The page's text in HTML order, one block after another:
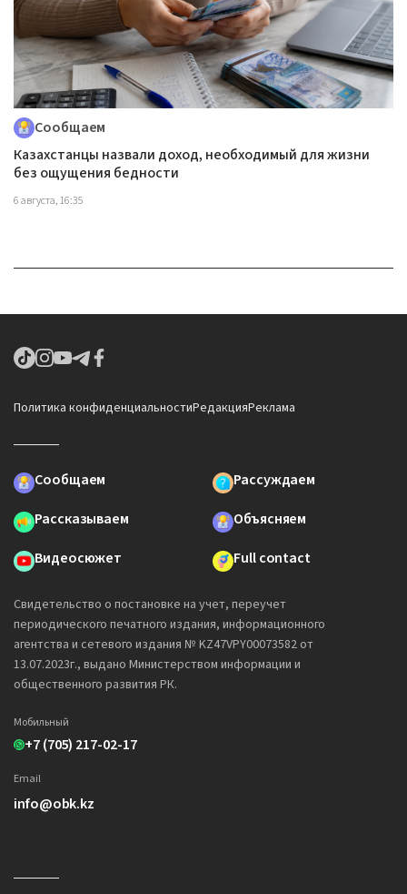
Сообщаем
Казахстанцы назвали доход, необходимый для жизни
без ощущения бедности
6 августа, 16:35
Политика конфиденциальностиРедакцияРеклама
Сообщаем
Рассуждаем
Рассказываем
Объясняем
Видеосюжет
Full contact
Свидетельство о постановке на учет, переучет
периодического печатного издания, информационного
агентства и сетевого издания № KZ47VPY00073582 от
13.07.2023г., выдано Министерством информации и
общественного развития РК.
Мобильный
+7 (705) 217-02-17
Email
info@obk.kz